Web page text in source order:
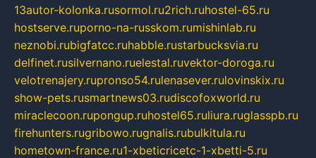
13autor-kolonka.rusormol.ru2rich.ruhostel-65.ru
hostserve.ruporno-na-russkom.rumishinlab.ru
neznobi.rubigfatcc.ruhabble.rustarbucksvia.ru
delfinet.rusilvernano.ruelestal.ruvektor-doroga.ru
velotrenajery.rupronso54.rulenasever.rulovinskix.ru
show-pets.rusmartnews03.rudiscofoxworld.ru
miraclecoon.rupongup.ruhostel65.ruliura.ruglasspb.ru
firehunters.rugribowo.rugnalis.rubulkitula.ru
hometown-france.ru1-xbeticricetc-1-xbetti-5.ru